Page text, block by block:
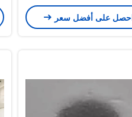
احصل على أفضل سعر